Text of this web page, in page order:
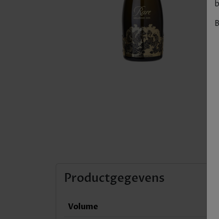
Productgegevens
Volume